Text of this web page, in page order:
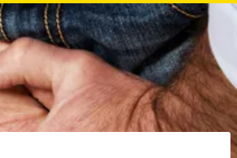
beim Mann